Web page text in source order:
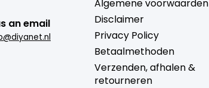
an email
Algemene voorwaarden
Disclaimer
Privacy Policy
Betaalmethoden
Verzenden, afhalen &
retourneren